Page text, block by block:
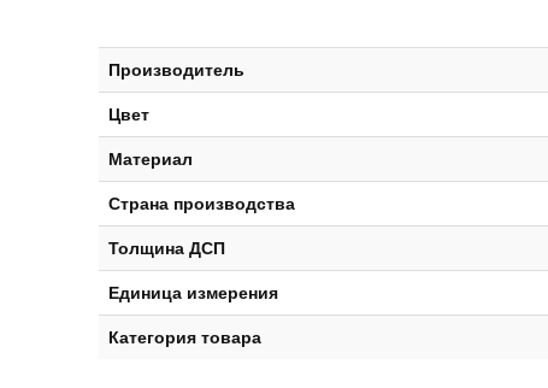
Производитель
Цвет
Материал
Страна производства
Толщина ДСП
Единица измерения
Категория товара